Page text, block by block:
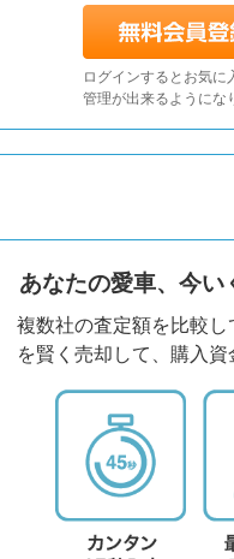
ログインするとお気に
管理が出来るようにな
あなたの愛車、今い
複数社の査定額を比較
を賢く売却して、購入資